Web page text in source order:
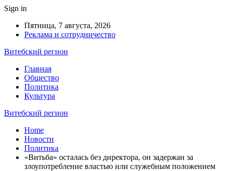
Sign in
Пятница, 7 августа, 2026
Реклама и сотрудничество
Витебский регион
Главная
Общество
Политика
Культура
Витебский регион
Home
Новости
Политика
«Витьба» осталась без директора, он задержан за
злоупотребление властью или служебным положением